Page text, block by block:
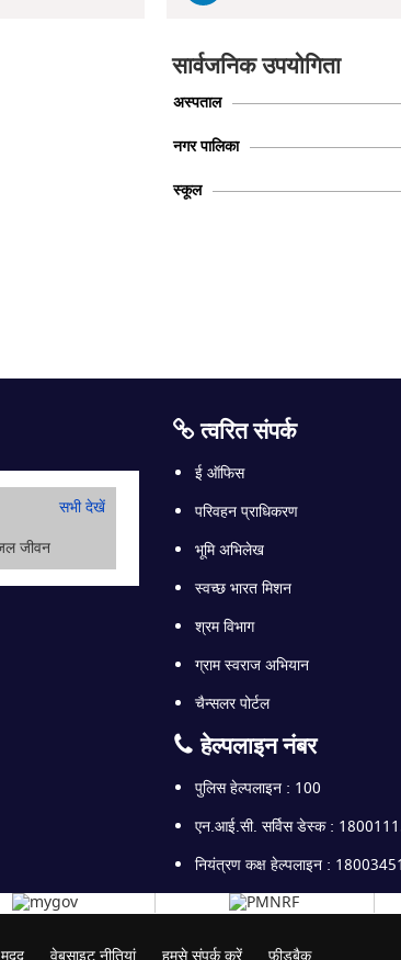
सार्वजनिक उपयोगिता
अस्पताल
नगर पालिका
स्कूल
सभी देखें
त्वरित संपर्क
ई ऑफिस
परिवहन प्राधिकरण
भूमि अभिलेख
स्वच्छ भारत मिशन
श्रम विभाग
ग्राम स्वराज अभियान
चैन्सलर पोर्टल
हेल्पलाइन नंबर
पुलिस हेल्पलाइन : 100
एन.आई.सी. सर्विस डेस्क :
नियंत्रण कक्ष हेल्पलाइन :